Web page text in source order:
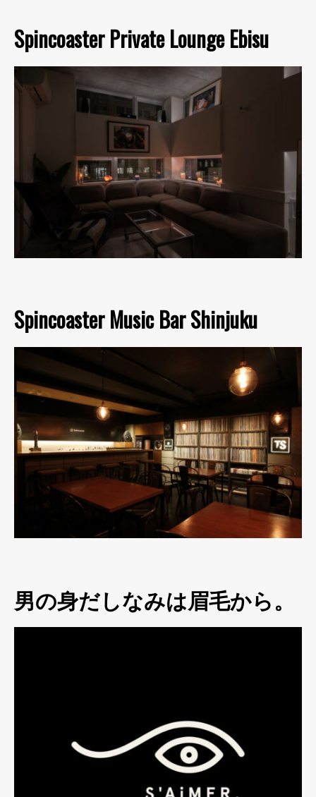
Spincoaster Private Lounge Ebisu
Spincoaster Music Bar Shinjuku
男の身だしなみは眉毛から。